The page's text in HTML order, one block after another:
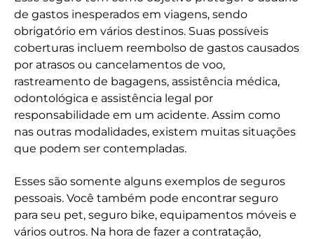
de gastos inesperados em viagens, sendo
obrigatório em vários destinos. Suas possíveis
coberturas incluem reembolso de gastos causados
por atrasos ou cancelamentos de voo,
rastreamento de bagagens, assistência médica,
odontológica e assistência legal por
responsabilidade em um acidente. Assim como
nas outras modalidades, existem muitas situações
que podem ser contempladas.
Esses são somente alguns exemplos de seguros
pessoais. Você também pode encontrar seguro
para seu pet, seguro bike, equipamentos móveis e
vários outros. Na hora de fazer a contratação,